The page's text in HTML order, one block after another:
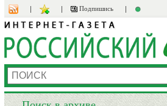
Подпишись